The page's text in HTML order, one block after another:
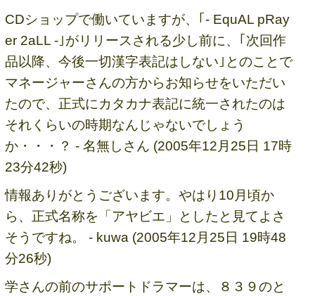
CDショップで働いていますが、｢- EquAL pRay
er 2aLL -｣がリリースされる少し前に、｢次回作
品以降、今後一切漢字表記はしない｣とのことで
マネージャーさんの方からお知らせをいただい
たので、正式にカタカナ表記に統一されたのは
それくらいの時期なんじゃないでしょう
か・・・？ - 名無しさん (2005年12月25日 17時
23分42秒)
情報ありがとうございます。やはり10月頃か
ら、正式名称を「アヤビエ」としたと見てよさ
そうですね。 - kuwa (2005年12月25日 19時48
分26秒)
学さんの前のサポートドラマーは、８３９のと